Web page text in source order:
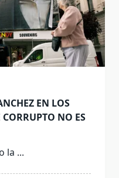
EN LOS
NO ES
la ...